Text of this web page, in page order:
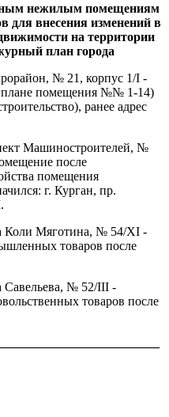
нежилым помещениям
для внесенияизмененийв
на территории
план города
№ 21, корпус 1/I -
помещения №№ 1-14)
ранее адрес
Машиностроителей, №
после
помещения
г. Курган, пр.
Коли Мяготина, № 54/XI -
товаров после
Савельева, № 52/III -
товаров после